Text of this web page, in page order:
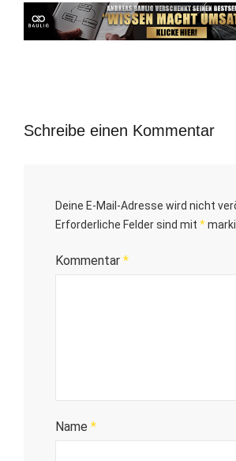
Schreibe einen Kommentar
Deine E-Mail-Adresse wird nicht
Erforderliche Felder sind mit *
Kommentar *
Name *